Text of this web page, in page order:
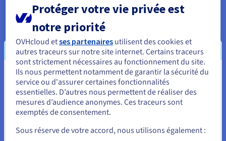
cPanel
cPanel est le panneau de contrôle le plus populaire sur le
marché. Il offre à la fois une interface utilisateur et une
interface de gestion serveur (WebHost Manager - WHM)
pour un hébergement web intuitif.
Un serveurcPanelbénéficie de la simplicité et de la vitesse
d'exécution des fonctions du panneau de contrôle.
Premier Cloud
Vous semblez être localisé en États-
Unis.
Pour commander, rendez-vous sur le site de votre pays (États-
Protéger votre vie privée est
notre priorité
OVHcloud etses partenaires utilisent des cookies et
autres traceurs sur notre site internet. Certains traceurs
sont strictement nécessaires au fonctionnement du site.
Ils nous permettent notamment de garantir la sécurité du
service ou d'assurer certaines fonctionnalités
essentielles. D’autres nous permettent de réaliser des
mesures d’audience anonymes. Ces traceurs sont
exemptés de consentement.
Sous réserve de votre accord, nous utilisons également :